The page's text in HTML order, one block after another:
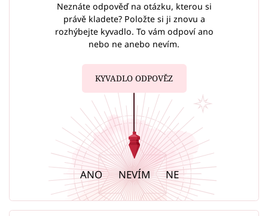
Neznáte odpověď na otázku, kterou si
právě kladete? Položte si ji znovu a
rozhýbejte kyvadlo. To vám odpoví ano
nebo ne anebo nevím.
KYVADLO ODPOVĚZ
ANO NEVÍM NE